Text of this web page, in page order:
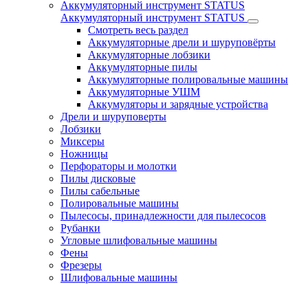
Аккумуляторный инструмент STATUS
Аккумуляторный инструмент STATUS
Смотреть весь раздел
Аккумуляторные дрели и шуруповёрты
Аккумуляторные лобзики
Аккумуляторные пилы
Аккумуляторные полировальные машины
Аккумуляторные УШМ
Аккумуляторы и зарядные устройства
Дрели и шуруповерты
Лобзики
Миксеры
Ножницы
Перфораторы и молотки
Пилы дисковые
Пилы сабельные
Полировальные машины
Пылесосы, принадлежности для пылесосов
Рубанки
Угловые шлифовальные машины
Фены
Фрезеры
Шлифовальные машины